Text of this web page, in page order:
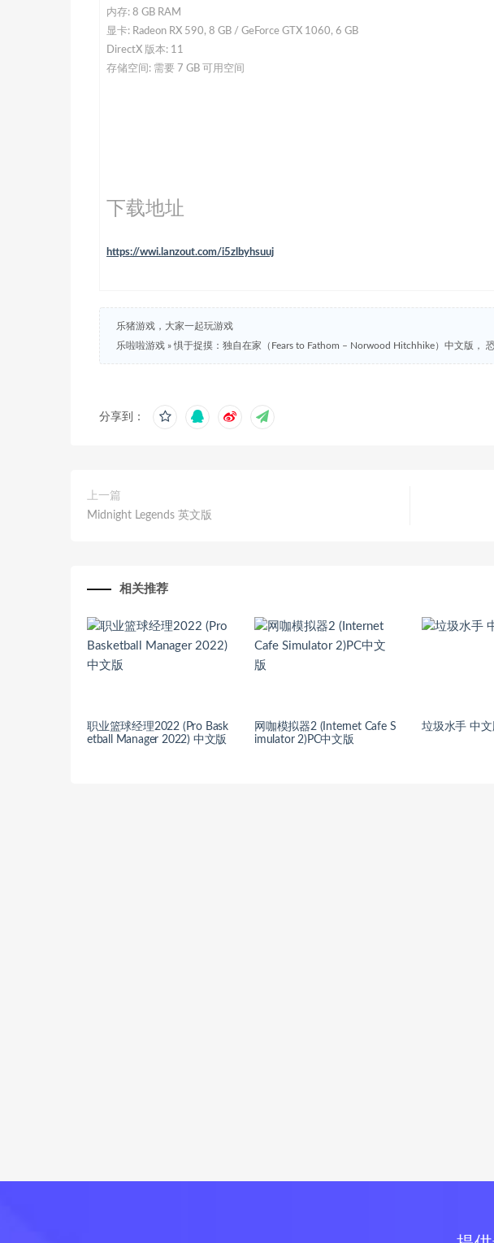
内存: 8 GB RAM
显卡: Radeon RX 590, 8 GB / GeForce GTX 1060, 6 GB
DirectX 版本: 11
存储空间: 需要 7 GB 可用空间
下载地址
https://wwi.lanzout.com/i5zlbyhsuuj
乐猪游戏，大家一起玩游戏
乐啦啦游戏 » 惧于捉摸：独自在家（Fears to Fathom – Norwood Hitchhike）中文版，
分享到：
上一篇
Midnight Legends 英文版
相关推荐
职业篮球经理2022 (Pro Bask
etball Manager 2022) 中文版
网咖模拟器2 (Internet Cafe S
imulator 2)PC中文版
垃圾水手 中文